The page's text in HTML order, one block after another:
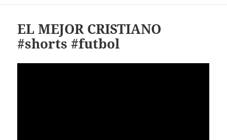
EL MEJOR CRISTIANO
#shorts #futbol